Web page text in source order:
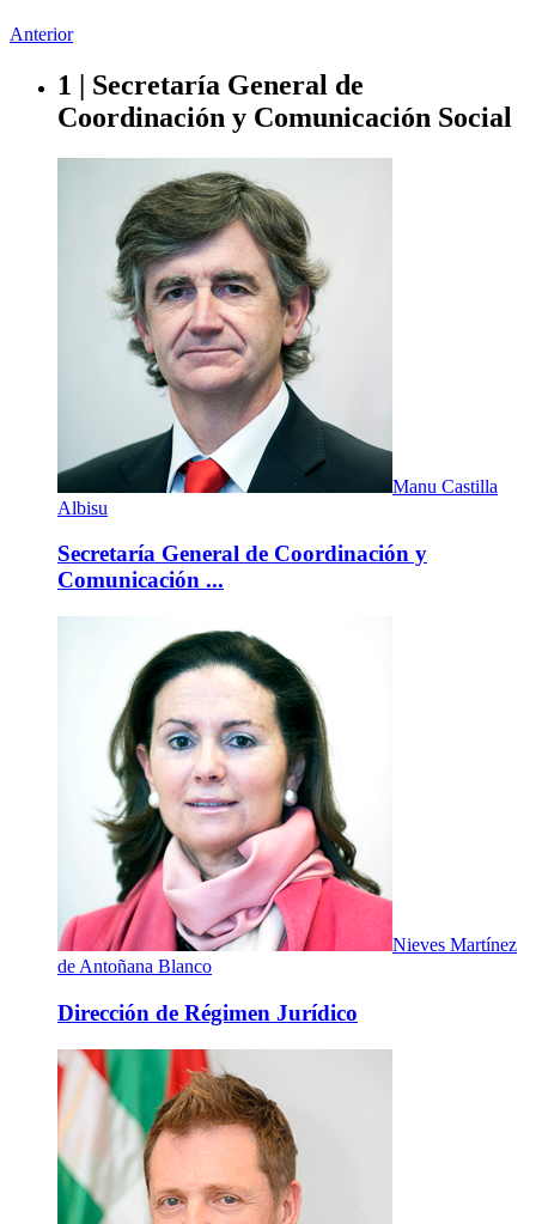
Anterior
1 | Secretaría General de
Coordinación y Comunicación Social
Manu Castilla
Albisu
Secretaría General de Coordinación y
Comunicación ...
Nieves Martínez
de Antoñana Blanco
Dirección de Régimen Jurídico